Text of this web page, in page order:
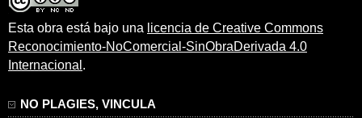
Esta obra está bajo una licencia de Creative Commons
Reconocimiento-NoComercial-SinObraDerivada 4.0
Internacional .
NO PLAGIES, VINCULA